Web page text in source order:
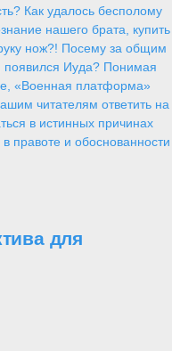
Как удалось бесполому
нашего брата, купить
нож?! Посему за общим
Иуда? Понимая
«Военная платформа»
читателям ответить на
в истинных причинах
правоте и обоснованности
для